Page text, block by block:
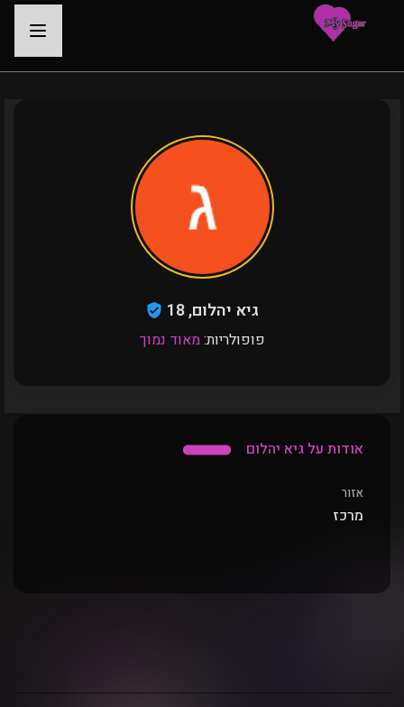
-
גיא יהלום, 18
פופולריות:מאוד נמוך
אודות על גיא יהלום
אזור
מרכז